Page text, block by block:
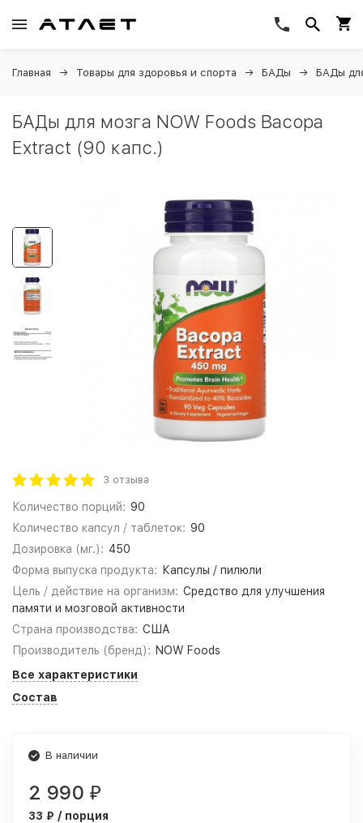
Главная Товары для здоровья и спорта БАДы БАДы
БАДы для мозга NOW Foods Bacopa
Extract (90 капс.)
3 отзыва
Количество порций: 90
Количество капсул / таблеток: 90
Дозировка (мг.): 450
Форма выпуска продукта:
Капсулы / пилюли
Цель / действие на организм: Средство для улучшения
памяти и мозговой активности
Страна производства: США
Производитель (бренд): NOW Foods
Все характеристики
Состав
В наличии
2 990 ₽
33 ₽ / порция